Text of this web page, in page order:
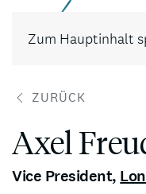
Zum Hauptinhalt
ZURÜCK
Axel
Vice President,